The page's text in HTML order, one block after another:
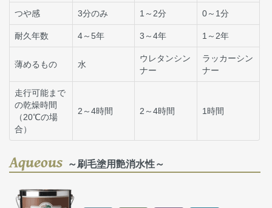
つや感 3分のみ 1～2分 0～1分
耐久年数 4～5年 3～4年 1～2年
薄めるもの 水
ウレタンシン
ナー
ラッカーシン
ナー
走行可能まで
の乾燥時間
（20℃の場
合）
2～4時間 2～4時間 1時間
Aqueous ～刷毛塗用艶消水性～